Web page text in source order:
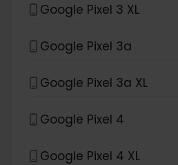
Google Pixel 3 XL
Google Pixel 3a
Google Pixel 3a XL
Google Pixel 4
Google Pixel 4 XL